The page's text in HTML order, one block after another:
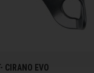
CIRANO EVO